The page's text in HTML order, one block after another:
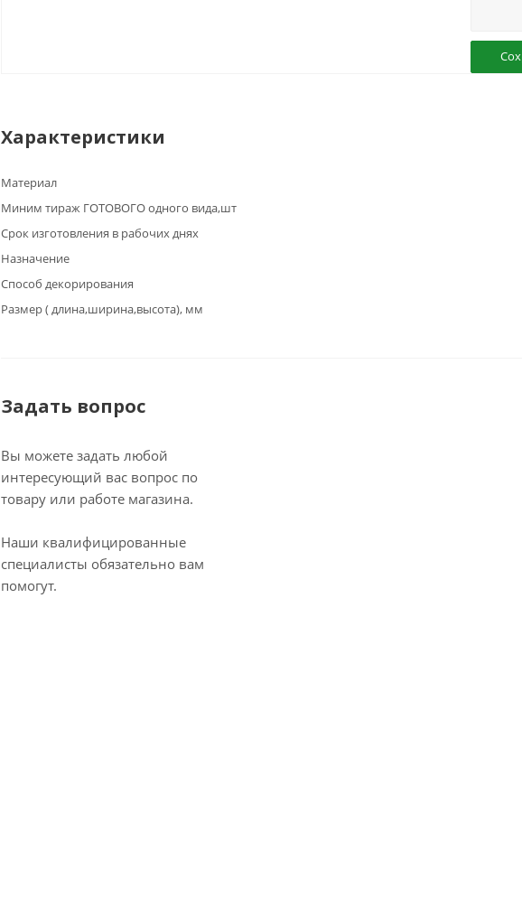
Характеристики
Материал
Миним тираж ГОТОВОГО одного вида,шт
Срок изготовления в рабочих днях
Назначение
Способ декорирования
Размер ( длина,ширина,высота), мм
Задать вопрос
Вы можете задать любой
интересующий вас вопрос по
товару или работе магазина.
Наши квалифицированные
специалисты обязательно вам
помогут.